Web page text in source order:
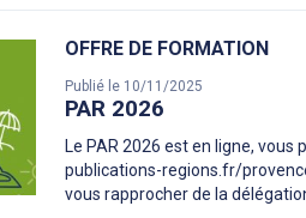
OFFRE DE FORMATION
Publié le 10/11/2025
PAR 2026
Le PAR 2026 est en ligne,
publications-regions.fr/
vous rapprocher de la